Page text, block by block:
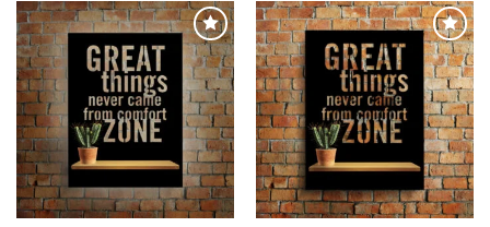
Adaugă
la
favorite
Adaugă
la
favorite